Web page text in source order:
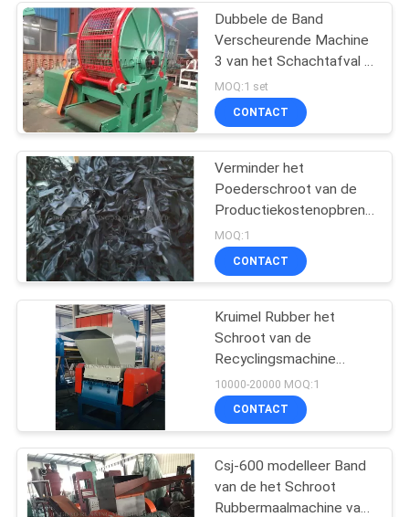
De koude machine
van de voer
rubberextruder
hot rubber feed
extruder
Transportband
Gezamenlijke
Machine
Dubbele de Band
Verscheurende Machine
3 van het Schachtafval -
6T/H-Capaciteits55kw *
Drijfmotor 2
MOQ:1 set
CONTACT
Verminder het
Poederschroot van de
Productiekostenopbrengst
de Rubbermachine van
de
Recyclingsmaalmachine
MOQ:1
CONTACT
Kruimel Rubber het
Schroot van de
Recyclingsmachine
Rubber
Recyclingsproductielijn
10000-20000 MOQ:1
CONTACT
Csj-600 modelleer Band
van de het Schroot
Rubbermaalmachine van